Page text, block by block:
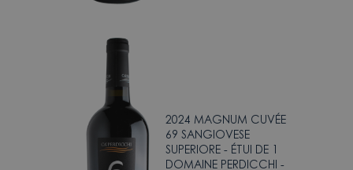
2024 MAGNUM CUVÉE
69 SANGIOVESE
SUPERIORE - ÉTUI DE 1
DOMAINE PERDICCHI -